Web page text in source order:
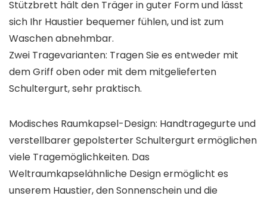
Stützbrett hält den Träger in guter Form und lässt
sich Ihr Haustier bequemer fühlen, und ist zum
Waschen abnehmbar.
Zwei Tragevarianten: Tragen Sie es entweder mit
dem Griff oben oder mit dem mitgelieferten
Schultergurt, sehr praktisch.
Modisches Raumkapsel-Design: Handtragegurte und
verstellbarer gepolsterter Schultergurt ermöglichen
viele Tragemöglichkeiten. Das
Weltraumkapselähnliche Design ermöglicht es
unserem Haustier, den Sonnenschein und die